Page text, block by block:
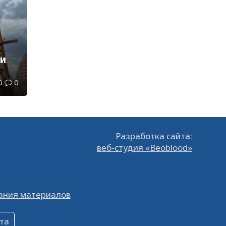
0
материалов
Разработка сайта:
веб-студия «Beoblood»